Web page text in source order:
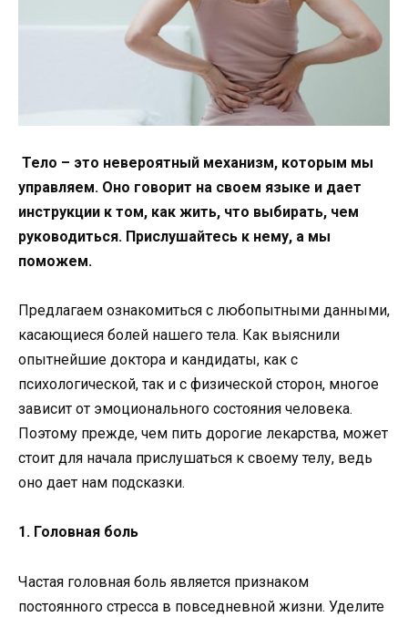
Тело – это невероятный механизм, которым мы
управляем. Оно говорит на своем языке и дает
инструкции к том, как жить, что выбирать, чем
руководиться. Прислушайтесь к нему, а мы
поможем.
Предлагаем ознакомиться с любопытными данными,
касающиеся болей нашего тела. Как выяснили
опытнейшие доктора и кандидаты, как с
психологической, так и с физической сторон, многое
зависит от эмоционального состояния человека.
Поэтому прежде, чем пить дорогие лекарства, может
стоит для начала прислушаться к своему телу, ведь
оно дает нам подсказки.
1. Головная боль
Частая головная боль является признаком
постоянного стресса в повседневной жизни. Уделите